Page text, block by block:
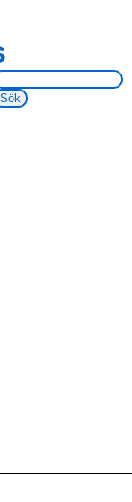
på webbsidan: